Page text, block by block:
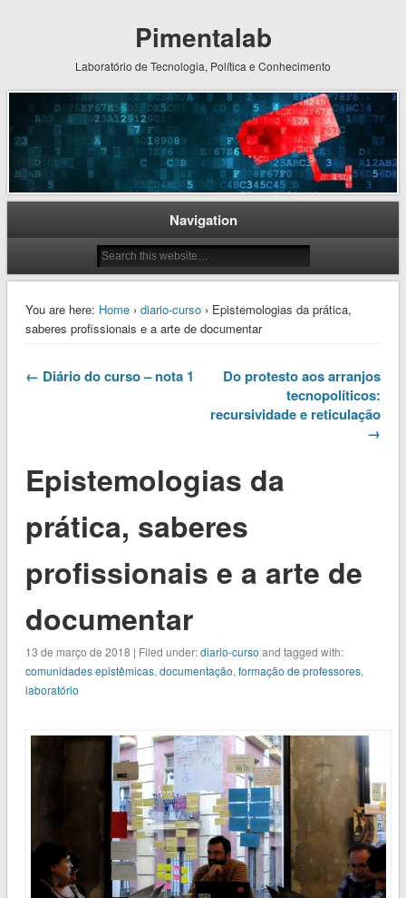
Pimentalab
Laboratório de Tecnologia, Política e Conhecimento
Navigation
You are here: Home› diario-curso› Epistemologias da prática,
saberes profissionais e a arte de documentar
← Diário do curso – nota 1
Do protesto aos arranjos
tecnopolíticos:
recursividade e reticulação
→
Epistemologias da
prática, saberes
profissionais e a arte de
documentar
13 de março de 2018 | Filed under:diario-curso and tagged with:
comunidades epistêmicas, documentação, formação de professores,
laboratório